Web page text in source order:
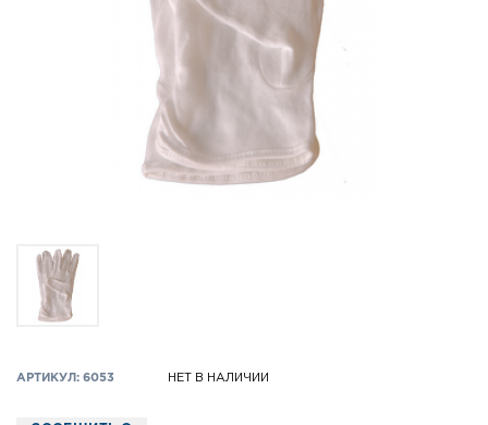
АРТИКУЛ: 6053 НЕТ В НАЛИЧИИ